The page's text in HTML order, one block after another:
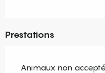
Prestations
Animaux non